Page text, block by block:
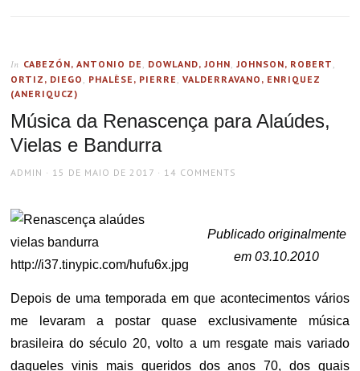
In CABEZÓN, ANTONIO DE , DOWLAND, JOHN,JOHNSON, ROBERT ,
ORTIZ, DIEGO , PHALÈSE, PIERRE ,VALDERRAVANO, ENRIQUEZ
(ANERIQUCZ)
Música da Renascença para Alaúdes,
Vielas e Bandurra
AUTHOR
ADMIN
POSTED
15 DE MAIO DE 2017 14 COMMENTS
Publicado originalmente
em 03.10.2010
Depois de uma temporada em que acontecimentos vários
me levaram a postar quase exclusivamente música
brasileira do século 20, volto a um resgate mais variado
daqueles vinis mais queridos dos anos 70, dos quais